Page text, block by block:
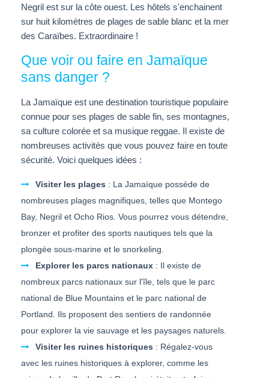
Negril est sur la côte ouest. Les hôtels s'enchainent
sur huit kilomètres de plages de sable blanc et la mer
des Caraïbes. Extraordinaire !
Que voir ou faire en Jamaïque
sans danger ?
La Jamaïque est une destination touristique populaire
connue pour ses plages de sable fin, ses montagnes,
sa culture colorée et sa musique reggae. Il existe de
nombreuses activités que vous pouvez faire en toute
sécurité. Voici quelques idées :
Visiter les plages : La Jamaïque possède de
nombreuses plages magnifiques, telles que Montego
Bay, Negril et Ocho Rios. Vous pourrez vous détendre,
bronzer et profiter des sports nautiques tels que la
plongée sous-marine et le snorkeling.
Explorer les parcs nationaux : Il existe de
nombreux parcs nationaux sur l'île, tels que le parc
national de Blue Mountains et le parc national de
Portland. Ils proposent des sentiers de randonnée
pour explorer la vie sauvage et les paysages naturels.
Visiter les ruines historiques : Régalez-vous
avec les ruines historiques à explorer, comme les